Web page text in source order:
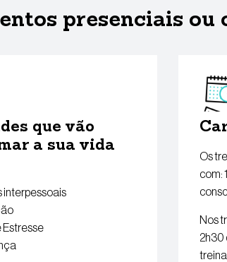
presenciais ou
que vão
a sua vida
interpessoais
Estresse
Os
com:
Nos
2h30